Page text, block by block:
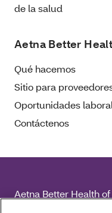
de la salud
Aetna Better
Qué hacemos
Sitio para
Oportunidades
Contáctenos
Aetna Better Health